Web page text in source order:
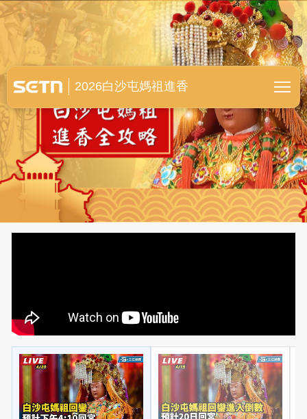
白沙屯媽祖進香全紀錄
2026白沙屯媽祖進香